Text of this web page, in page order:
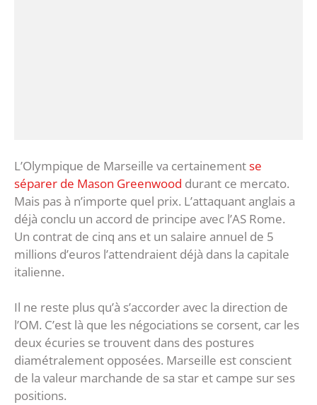
L’Olympique de Marseille va certainementse
séparer de Mason Greenwood durant ce mercato.
Mais pas à n’importe quel prix. L’attaquant anglais a
déjà conclu un accord de principe avec l’AS Rome.
Un contrat de cinq ans et un salaire annuel de 5
millions d’euros l’attendraient déjà dans la capitale
italienne.
Il ne reste plus qu’à s’accorder avec la direction de
l’OM. C’est là que les négociations se corsent, car les
deux écuries se trouvent dans des postures
diamétralement opposées. Marseille est conscient
de la valeur marchande de sa star et campe sur ses
positions.